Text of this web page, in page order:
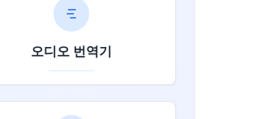
오디오 번역기